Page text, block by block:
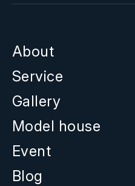
About
Service
Gallery
Model house
Event
Blog